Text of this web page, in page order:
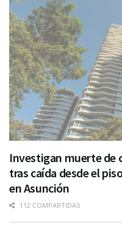
Investigan muerte de
tras caída desde el
en Asunción
112 COMPARTIDAS